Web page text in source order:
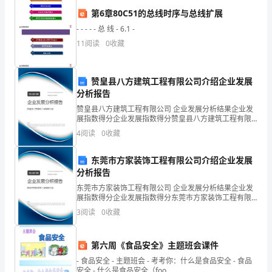
面，
园，
小学生！
第6章80C51的总线时序与总线扩展
- - - - - 总 线 - 6.1 -
11阅读 0收藏
赞皇县八方建筑工程有限公司介绍企业发展
分析报告
赞皇县八方建筑工程有限公司 企业发展分析结果企业发
展指数得分企业发展指数得分赞皇县八方建筑工程有限
公司综合得分说明：企业发展指数根据企业规模、企业
创新、企业风险、企业活力四个维度对企业发展情况进
4阅读 0收藏
东莞市方家装饰工程有限公司介绍企业发展
分析报告
东莞市方家装饰工程有限公司 企业发展分析结果企业发
展指数得分企业发展指数得分东莞市方家装饰工程有限
公司综合得分说明：企业发展指数根据企业规模、企业
创新、企业风险、企业活力四个维度对企业发展情况进
3阅读 0收藏
第六周《食品安全》主题班会课件
- 食品安全 - 主题班会 - 考考你：什么是食品安全 - 食品